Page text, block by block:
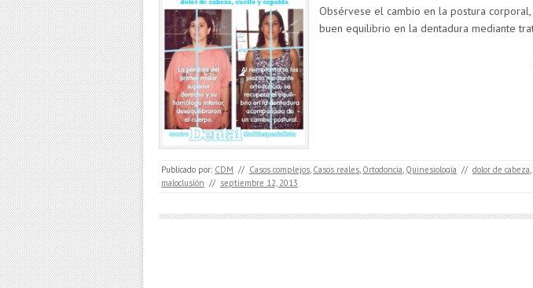
Obsérvese el cambio en la postura
buen equilibrio en la dentadura mediante
Publicado por: CDM // Casos complejos, Casos reales, Ortodoncia, Quinesiología // dolor de cabeza,
maloclusión // septiembre 12, 2013